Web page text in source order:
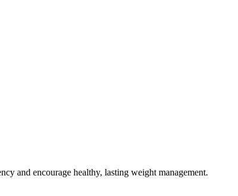
and encourage healthy, lasting weight management.